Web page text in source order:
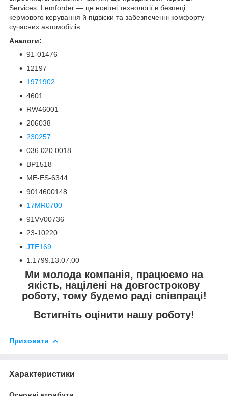
Services. Lemforder — це новітні технології в безпеці
кермового керування й підвіски та забезпеченні комфорту
сучасних автомобілів.
Аналоги:
91-01476
12197
1971902
4601
RW46001
206038
230257
036 020 0018
BP1518
ME-ES-6344
9014600148
17MR0700
91VV00736
23-10220
JTE169
1.1799.13.07.00
Ми молода компанія, працюємо на
якість, націлені на довгострокову
роботу, тому будемо раді співпраці!
Встигніть оцінити нашу роботу!
Приховати
Характеристики